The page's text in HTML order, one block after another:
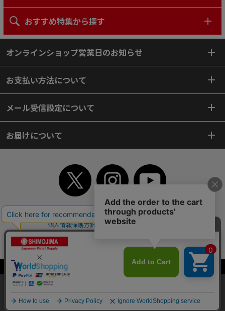
当サイトはクッキー（Cookie）を使用しています。Cookieの使用に同意いた
だける場合は「OK」をクリックしてください。
OK
おすすめ特集から探す
オンラインショップ営業日のお知らせ
お支払い方法について
メール受信設定について
お届けについて
TOP 初めてご利用のお客様へ ご利用案内
ご利用規約
個人情報保護方針
特定商取引法
よくあるご質問
お問い合わせ
サイトマップ
Copyright© 2018 SHIMOJIMA Co.,Ltd. All Rights Reserved.